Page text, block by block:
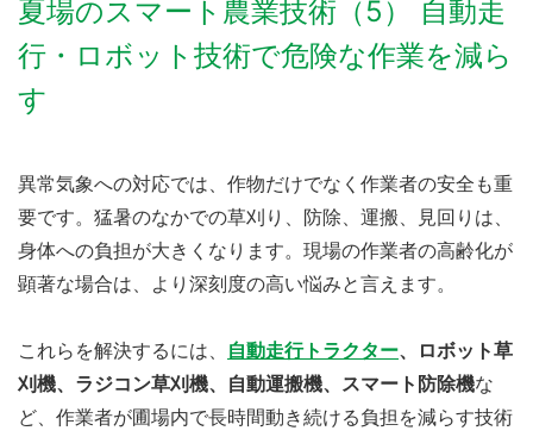
夏場のスマート農業技術（5） 自動走
行・ロボット技術で危険な作業を減ら
す
異常気象への対応では、作物だけでなく作業者の安全も重
要です。猛暑のなかでの草刈り、防除、運搬、見回りは、
身体への負担が大きくなります。現場の作業者の高齢化が
顕著な場合は、より深刻度の高い悩みと言えます。
これらを解決するには、 自動走行トラクター、ロボット草
刈機、ラジコン草刈機、自動運搬機、スマート防除機な
ど、作業者が圃場内で長時間動き続ける負担を減らす技術